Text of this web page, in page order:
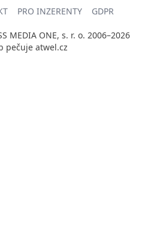
PRO INZERENTY GDPR
MEDIA ONE, s. r. o. 2006–2026